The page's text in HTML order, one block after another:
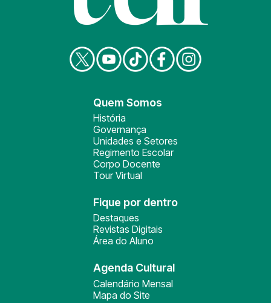
Quem Somos
História
Governança
Unidades e Setores
Regimento Escolar
Corpo Docente
Tour Virtual
Fique por dentro
Destaques
Revistas Digitais
Área do Aluno
Agenda Cultural
Calendário Mensal
Mapa do Site